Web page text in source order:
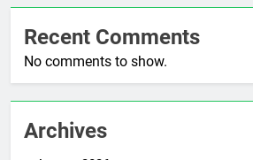
Recent Comments
No comments to show.
Archives